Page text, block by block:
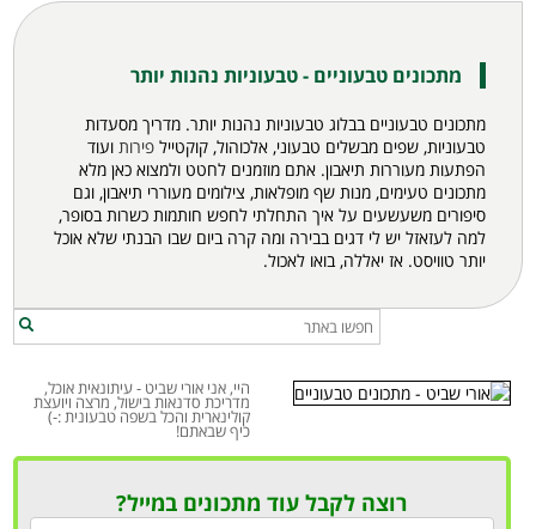
מתכונים טבעוניים - טבעוניות נהנות יותר
מתכונים טבעוניים בבלוג טבעוניות נהנות יותר. מדריך מסעדות
טבעוניות, שפים מבשלים טבעוני, אלכוהול, קוקטייל פירות ועוד
הפתעות מעוררות תיאבון. אתם מוזמנים לחטט ולמצוא כאן מלא
מתכונים טעימים, מנות שף מופלאות, צילומים מעוררי תיאבון, וגם
סיפורים משעשעים על איך התחלתי לחפש חותמות כשרות בסופר,
למה לעזאזל יש לי דגים בבירה ומה קרה ביום שבו הבנתי שלא אוכל
יותר טוויסט. אז יאללה, בואו לאכול.
היי, אני אורי שביט - עיתונאית אוכל,
מדריכת סדנאות בישול, מרצה ויועצת
קולינארית והכל בשפה טבעונית :-)
כיף שבאתם!
רוצה לקבל עוד מתכונים במייל?